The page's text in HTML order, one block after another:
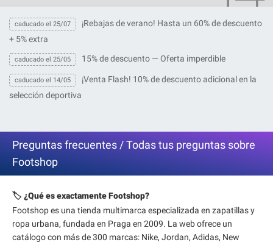
caducado el 25/07
¡Rebajas de verano! Hasta un 60% de descuento
+ 5% extra
caducado el 25/05 15% de descuento — Oferta imperdible
caducado el 14/05
¡Venta Flash! 10% de descuento adicional en la
selección deportiva
Preguntas frecuentes / Todas tus preguntas sobre
Footshop
🏷️ ¿Qué es exactamente Footshop?
Footshop es una tienda multimarca especializada en zapatillas y
ropa urbana, fundada en Praga en 2009. La web ofrece un
catálogo con más de 300 marcas: Nike, Jordan, Adidas, New